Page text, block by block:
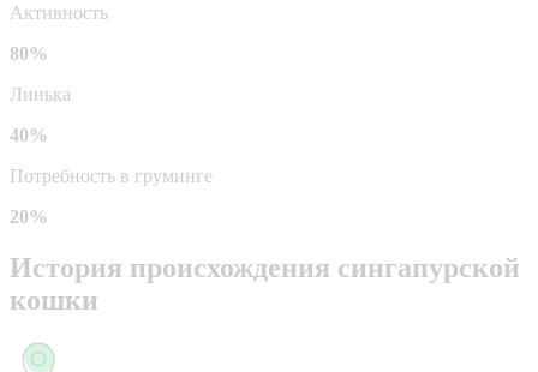
Активность
80%
Линька
40%
Потребность в груминге
20%
История происхождения сингапурской
кошки